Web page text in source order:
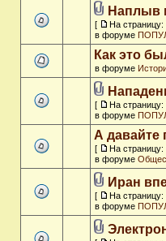
Наплыв
[ На страницу:
в форуме
Как это
в форуме
[ На страницу:
в форуме
А давайте
[ На страницу:
в форуме
Иран
[ На страницу:
в форуме